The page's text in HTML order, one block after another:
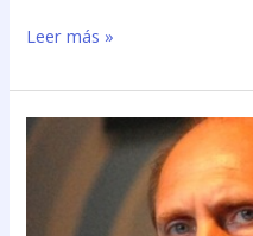
Leer más »
La
Argentina